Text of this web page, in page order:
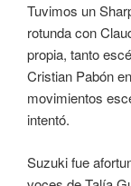
Tuvimos un
rotunda con
propia, tanto
Cristian Pabón
movimientos
intentó.
Suzuki fue